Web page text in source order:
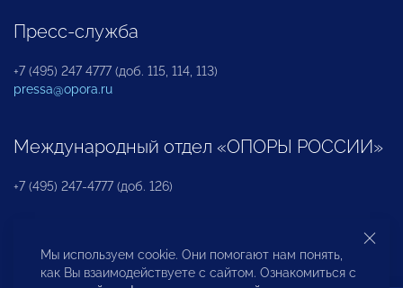
Пресс-служба
+7 (495) 247 4777 (доб. 115, 114, 113)
pressa@opora.ru
Международный отдел «ОПОРЫ РОССИИ»
+7 (495) 247-4777 (доб. 126)
Бюро по защите прав предпринимателей и
инвесторов
Мы используем cookie. Они помогают нам понять,
как Вы взаимодействуете с сайтом. Ознакомиться с